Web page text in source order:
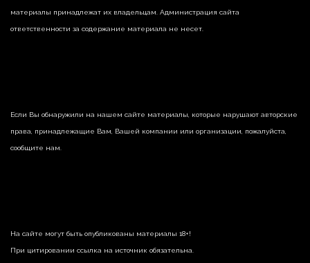
материалы принадлежат их владельцам. Администрация сайта
ответственности за содержание материала не несет.
Если Вы обнаружили на нашем сайте материалы, которые нарушают авторские
права, принадлежащие Вам, Вашей компании или организации, пожалуйста,
сообщите нам.
На сайте могут быть опубликованы материалы 18+!
При цитировании ссылка на источник обязательна.